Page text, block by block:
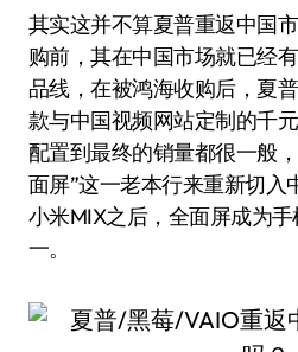
其实这并不算夏普重返中国
购前，其在中国市场就已经
品线，在被鸿海收购后，夏
款与中国视频网站定制的千
配置到最终的销量都很一般
面屏”这一老本行来重新切入
小米MIX之后，全面屏成为
一。